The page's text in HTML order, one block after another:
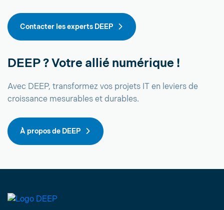
Contacter les experts DEEP
DEEP ? Votre allié numérique !
Avec DEEP, transformez vos projets IT en leviers de
croissance mesurables et durables.
À propos de DEEP